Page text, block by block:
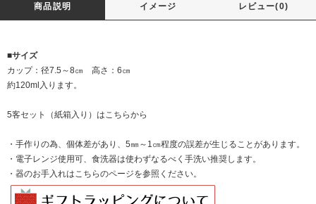
商品説明 イメージ レビュー(0)
■サイズ
カップ：径7.5～8㎝ 高さ：6㎝
約120ml入ります。
5客セット（紙箱入り）はこちらから
・手作りの為、個体差があり、5㎜～1㎝程度の誤差が生じることがあります。
・電子レンジ使用可、食洗器は使わずなるべく手洗い推奨します。
・器のお手入れは こちらのページを参照ください。